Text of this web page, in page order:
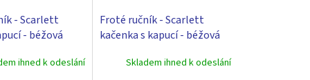
- Scarlett
- béžová
ihned k odeslání
Froté ručník - Scarlett
kačenka s kapucí - béžová
Skladem ihned k odeslání